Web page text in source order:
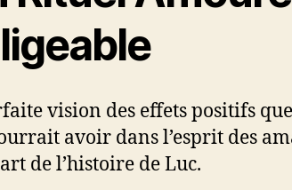
vision des effets positifs
avoir dans l’esprit des
de l’histoire de Luc.